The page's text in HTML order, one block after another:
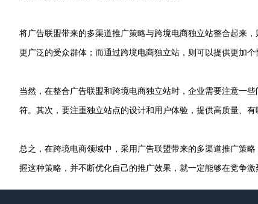
将广告联盟带来的多渠道推广策略与跨境电商独立站整合起来
更广泛的受众群体；而通过跨境电商独立站，则可以提供更加
当然，在整合广告联盟和跨境电商独立站时，企业需要注意一
符。其次，要注重独立站点的设计和用户体验，提供高质量、
总之，在跨境电商领域中，采用广告联盟带来的多渠道推广策
握这种策略，并不断优化自己的推广效果，就一定能够在竞争激